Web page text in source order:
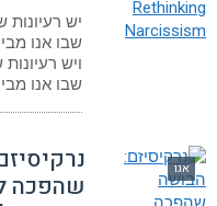
יש
שבו אנו
ויש
שבו אנו
אגו
שהפכה